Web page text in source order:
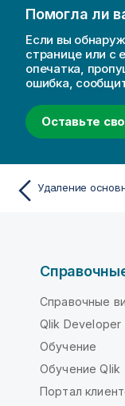
Помогла ли
Если вы
странице или с
опечатка,
ошибка,
Оставьте
Справочные
Qlik Developer
Обучение
Обучение Qlik
Портал